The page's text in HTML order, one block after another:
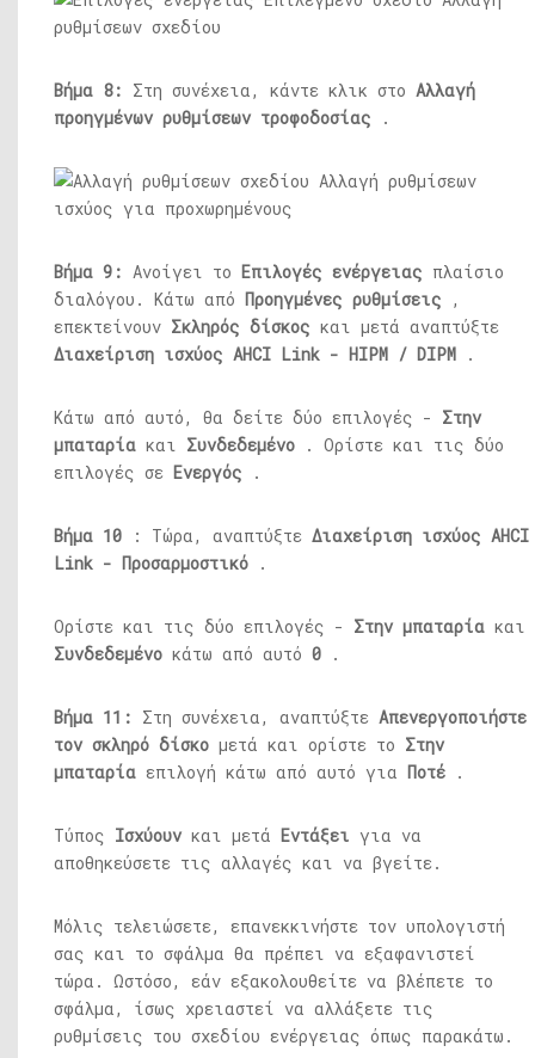
Βήμα 8: Στη συνέχεια, κάντε κλικ στο Αλλαγή
προηγμένων ρυθμίσεων τροφοδοσίας .
Βήμα 9: Ανοίγει το Επιλογές ενέργειας πλαίσιο
διαλόγου. Κάτω από Προηγμένες ρυθμίσεις ,
επεκτείνουν Σκληρός δίσκος και μετά αναπτύξτε
Διαχείριση ισχύος AHCI Link - HIPM / DIPM .
Κάτω από αυτό, θα δείτε δύο επιλογές - Στην
μπαταρία και Συνδεδεμένο . Ορίστε και τις δύο
επιλογές σε Ενεργός .
Βήμα 10 : Τώρα, αναπτύξτε Διαχείριση ισχύος AHCI
Link - Προσαρμοστικό .
Ορίστε και τις δύο επιλογές - Στην μπαταρία και
Συνδεδεμένο κάτω από αυτό 0 .
Βήμα 11: Στη συνέχεια, αναπτύξτε Απενεργοποιήστε
τον σκληρό δίσκο μετά και ορίστε το Στην
μπαταρία επιλογή κάτω από αυτό για Ποτέ .
Τύπος Ισχύουν και μετά Εντάξει για να
αποθηκεύσετε τις αλλαγές και να βγείτε.
Μόλις τελειώσετε, επανεκκινήστε τον υπολογιστή
σας και το σφάλμα θα πρέπει να εξαφανιστεί
τώρα. Ωστόσο, εάν εξακολουθείτε να βλέπετε το
σφάλμα, ίσως χρειαστεί να αλλάξετε τις
ρυθμίσεις του σχεδίου ενέργειας όπως παρακάτω.